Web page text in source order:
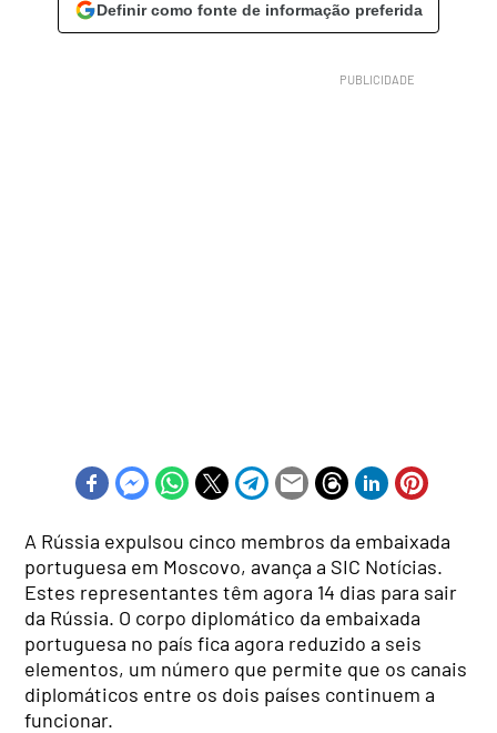
Definir como fonte de informação preferida
A Rússia expulsou cinco membros da embaixada
portuguesa em Moscovo, avança a SIC Notícias.
Estes representantes têm agora 14 dias para sair
da Rússia. O corpo diplomático da embaixada
portuguesa no país fica agora reduzido a seis
elementos, um número que permite que os canais
diplomáticos entre os dois países continuem a
funcionar.